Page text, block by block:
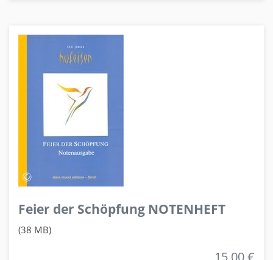
Feier der Schöpfung NOTENHEFT
(38 MB)
15,00 €